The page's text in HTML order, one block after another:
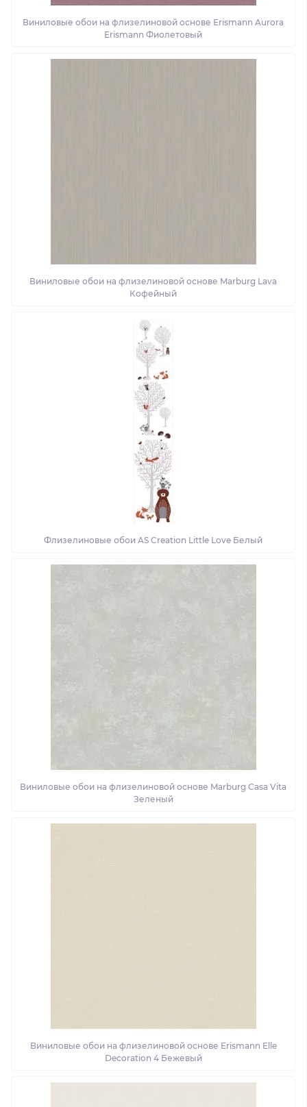
Виниловые обои на флизелиновой основе Erismann Aurora
Erismann Фиолетовый
Виниловые обои на флизелиновой основе Marburg Lava
Кофейный
Флизелиновые обои AS Creation Little Love Белый
Виниловые обои на флизелиновой основе Marburg Casa Vita
Зеленый
Виниловые обои на флизелиновой основе Erismann Elle
Decoration 4 Бежевый